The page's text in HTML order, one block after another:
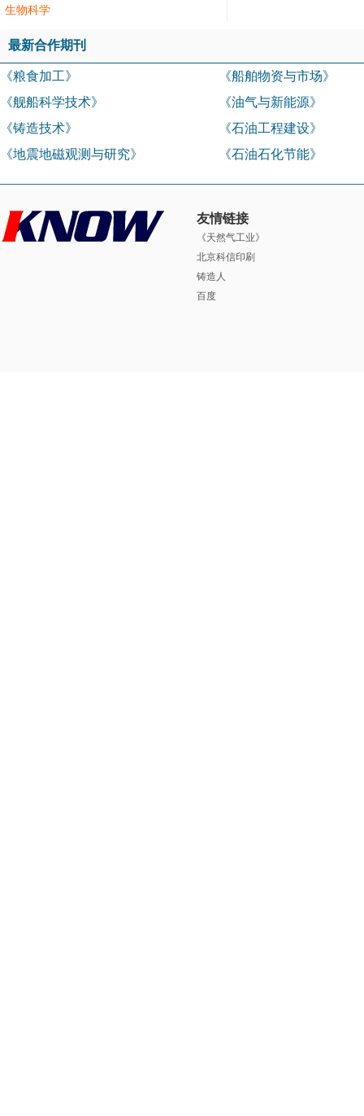
生物科学
最新合作期刊
《粮食加工》
《船舶物资与市场》
《舰船科学技术》
《油气与新能源》
《铸造技术》
《石油工程建设》
《地震地磁观测与研究》
《石油石化节能》
友情链接
《天然气工业》
北京科信印刷
铸造人
百度